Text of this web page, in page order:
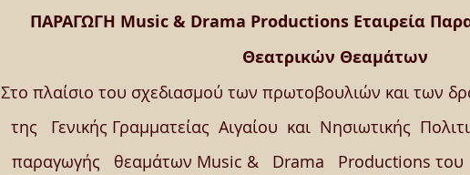
ΠΑΡΑΓΩΓΗ Music & Drama Productions Εταιρεία
Θεατρικών Θεαμάτων
Στο πλαίσιο του σχεδιασμού των πρωτοβουλιών και των
της   Γενικής Γραμματείας  Αιγαίου  και  Νησιωτικής
παραγωγής   θεαμάτων Music &   Drama   Productions του